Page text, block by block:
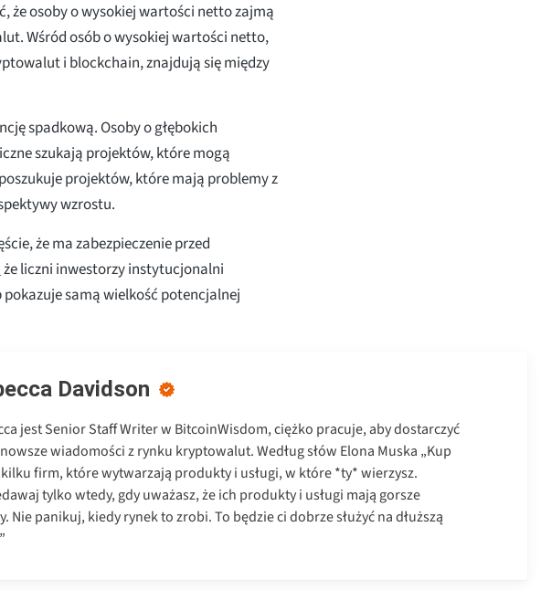
że osoby o wysokiej wartości netto zajmą
Wśród osób o wysokiej wartości netto,
i blockchain, znajdują się między
spadkową. Osoby o głębokich
szukają projektów, które mogą
projektów, które mają problemy z
wzrostu.
że ma zabezpieczenie przed
że liczni inwestorzy instytucjonalni
pokazuje samą wielkość potencjalnej
Davidson
jest Senior Staff Writer w BitcoinWisdom, ciężko pracuje, aby dostarczyć
wiadomości z rynku kryptowalut. Według słów Elona Muska „Kup
firm, które wytwarzają produkty i usługi, w które *ty* wierzysz.
tylko wtedy, gdy uważasz, że ich produkty i usługi mają gorsze
Nie panikuj, kiedy rynek to zrobi. To będzie ci dobrze służyć na dłuższą